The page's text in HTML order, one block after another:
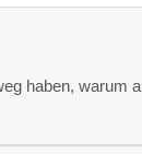
haben, warum